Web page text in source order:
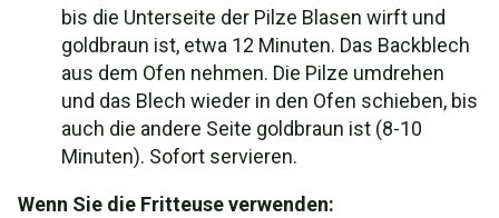
bis die Unterseite der Pilze Blasen wirft und
goldbraun ist, etwa 12 Minuten. Das Backblech
aus dem Ofen nehmen. Die Pilze umdrehen
und das Blech wieder in den Ofen schieben, bis
auch die andere Seite goldbraun ist (8-10
Minuten). Sofort servieren.
Wenn Sie die Fritteuse verwenden: